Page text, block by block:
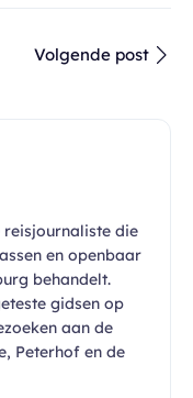
Volgende post
die
en openbaar
behandelt.
gidsen op
aan de
Peterhof en de